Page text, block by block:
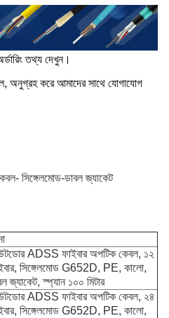
তথ্য দেখুন।
অনুগ্রহ করে আমাদের সাথে যোগাযোগ
সিঙ্গেলমোড-ডাবল জ্যাকেট
ADSS ফাইবার অপটিক কেবল, ১২
সিঙ্গেলমোড G652D, PE, কালো,
জ্যাকেট, স্প্যান ১০০ মিটার
ADSS ফাইবার অপটিক কেবল, ২৪
সিঙ্গেলমোড G652D, PE, কালো,